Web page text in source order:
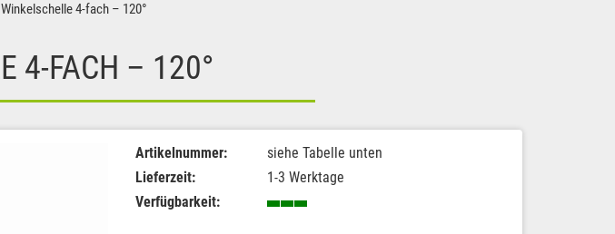
Winkelschelle 4-fach – 120°
4-FACH – 120°
Artikelnummer:
siehe Tabelle unten
Lieferzeit:
1-3 Werktage
Verfügbarkeit: